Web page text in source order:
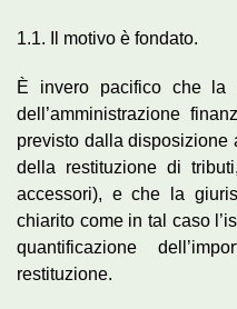
1.1. Il motivo è fondato.
È invero pacifico che la
dell’amministrazione
previsto dalla disposizione
della restituzione di
accessori), e che la
chiarito come in tal caso
quantificazione
restituzione.